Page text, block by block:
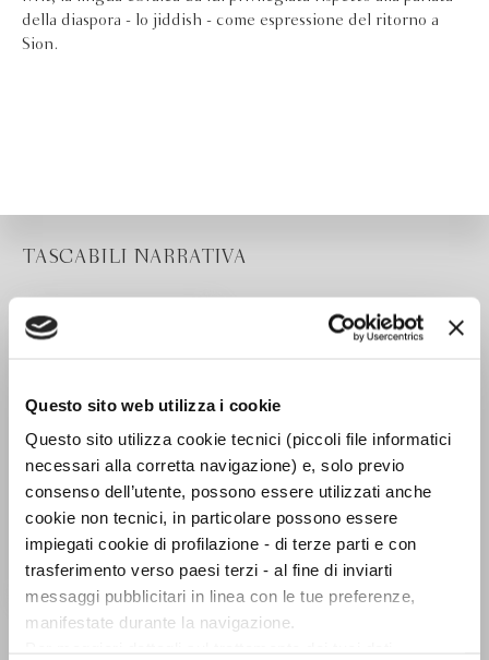
Questo sito web utilizza i cookie
Questo sito utilizza cookie tecnici (piccoli file informatici
necessari alla corretta navigazione) e, solo previo
consenso dell’utente, possono essere utilizzati anche
cookie non tecnici, in particolare possono essere
impiegati cookie di profilazione - di terze parti e con
trasferimento verso paesi terzi - al fine di inviarti
messaggi pubblicitari in linea con le tue preferenze,
manifestate durante la navigazione.
della diaspora - lo jiddish - come espressione del ritorno a
Sion.
TASCABILI NARRATIVA
E il torto diventerà